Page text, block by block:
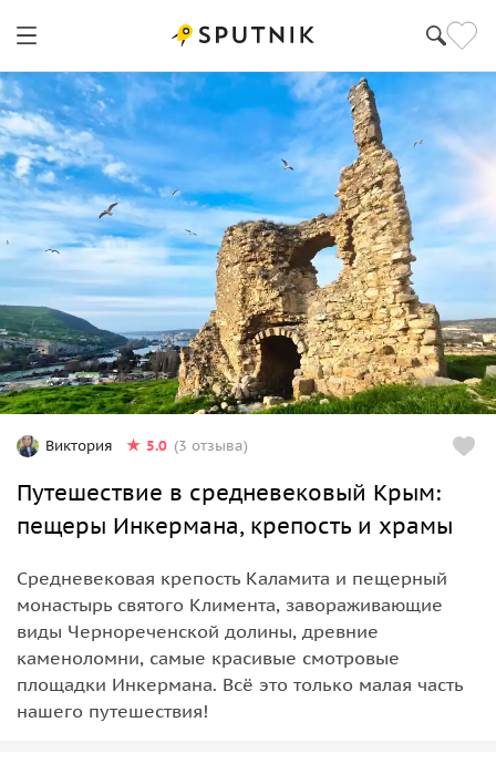
Виктория 5.0 (3 отзыва)
Путешествие в средневековый Крым:
пещеры Инкермана, крепость и храмы
Средневековая крепость Каламита и пещерный
монастырь святого Климента, завораживающие
виды Чернореченской долины, древние
каменоломни, самые красивые смотровые
площадки Инкермана. Всё это только малая часть
нашего путешествия!